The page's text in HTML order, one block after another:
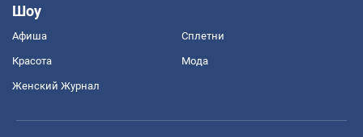
Шоу
Афиша Сплетни
Красота Мода
Женский Журнал